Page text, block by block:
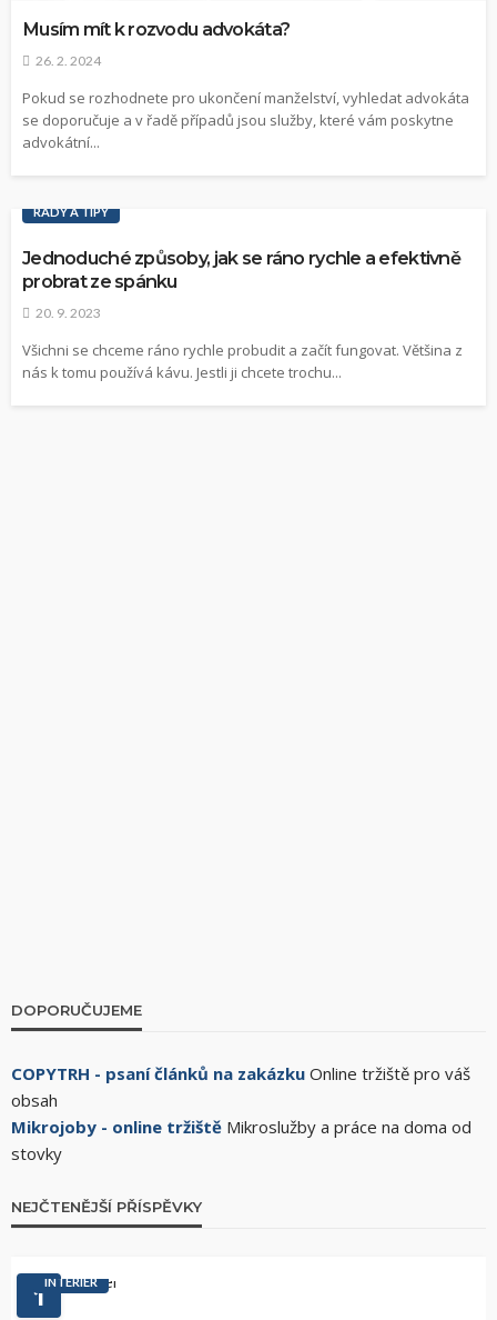
Musím mít k rozvodu advokáta?
26. 2. 2024
Pokud se rozhodnete pro ukončení manželství, vyhledat advokáta
se doporučuje a v řadě případů jsou služby, které vám poskytne
advokátní...
RADY A TIPY
Jednoduché způsoby, jak se ráno rychle a efektivně
probrat ze spánku
20. 9. 2023
Všichni se chceme ráno rychle probudit a začít fungovat. Většina z
nás k tomu používá kávu. Jestli ji chcete trochu...
DOPORUČUJEME
COPYTRH - psaní článků na zakázku Online tržiště pro váš
obsah
Mikrojoby - online tržiště Mikroslužby a práce na doma od
stovky
NEJČTENĚJŠÍ PŘÍSPĚVKY
1INTERIÉR